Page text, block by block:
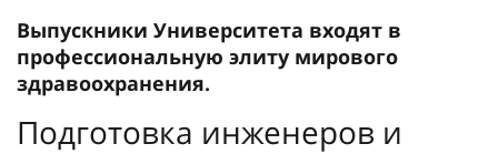
Выпускники Университета входят в
профессиональную элиту мирового
здравоохранения.
Подготовка инженеров и